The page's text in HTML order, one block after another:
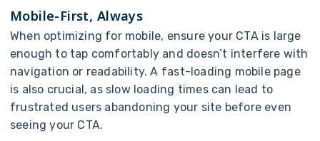
Mobile-First, Always
When optimizing for mobile, ensure your CTA is large
enough to tap comfortably and doesn’t interfere with
navigation or readability. A fast-loading mobile page
is also crucial, as slow loading times can lead to
frustrated users abandoning your site before even
seeing your CTA.